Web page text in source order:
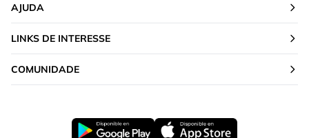
AJUDA
LINKS DE INTERESSE
COMUNIDADE